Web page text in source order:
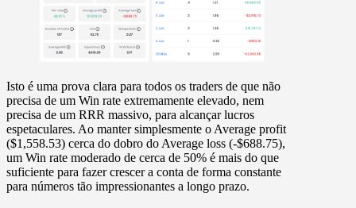
Isto é uma prova clara para todos os traders de que não
precisa de um Win rate extremamente elevado, nem
precisa de um RRR massivo, para alcançar lucros
espetaculares. Ao manter simplesmente o Average profit
($1,558.53) cerca do dobro do Average loss (-$688.75),
um Win rate moderado de cerca de 50% é mais do que
suficiente para fazer crescer a conta de forma constante
para números tão impressionantes a longo prazo.